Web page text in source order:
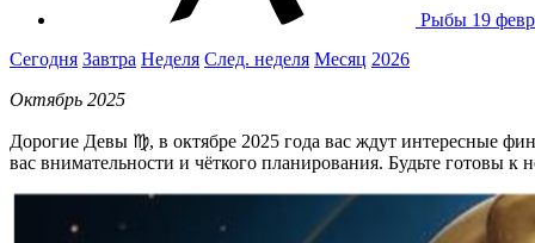
Рыбы 19
Сегодня Завтра Неделя След. неделя Месяц 2026
Октябрь 2025
Дорогие Девы ♍, в октябре 2025 года вас ждут интересные
вас внимательности и чёткого планирования. Будьте готовы